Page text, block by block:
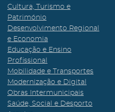
Cultura, Turismo e
Património
Desenvolvimento Regional
e Economia
Educação e Ensino
Profissional
Mobilidade e Transportes
Modernização e Digital
Obras Intermunicipais
Saúde, Social e Desporto